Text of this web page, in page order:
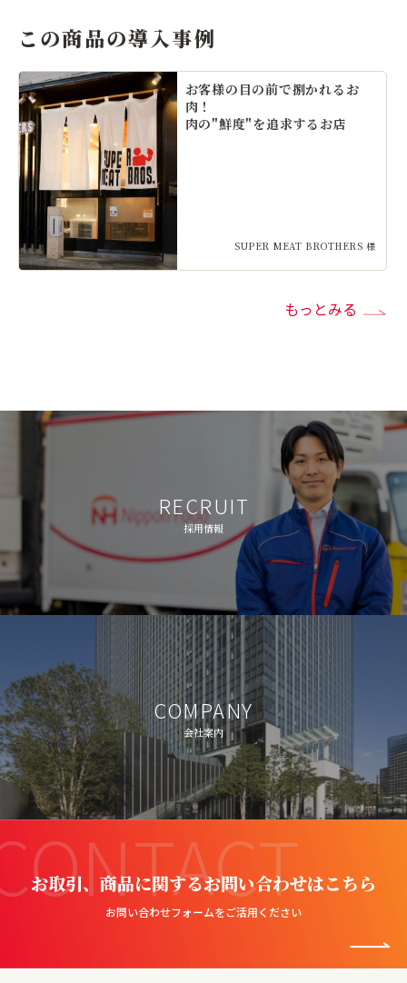
この商品の導入事例
お客様の目の前で捌かれるお
肉！
肉の"鮮度"を追求するお店
SUPER MEAT BROTHERS 様
もっとみる
RECRUIT
採用情報
COMPANY
会社案内
お取引、商品に関するお問い合わせはこちら
お問い合わせフォームをご活用ください